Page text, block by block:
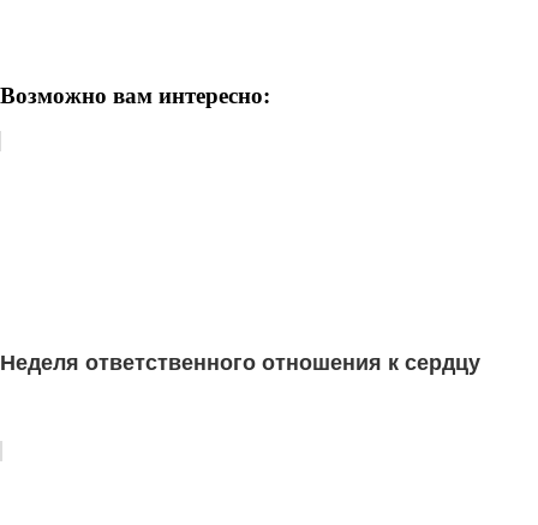
Возможно вам интересно:
Неделя ответственного отношения к сердцу